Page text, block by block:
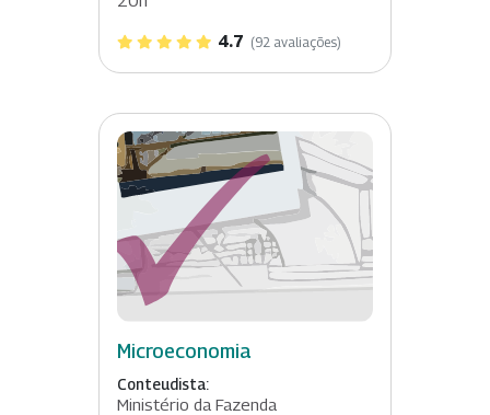
4.7 (92 avaliações)
Microeconomia
Conteudista:
Ministério da Fazenda